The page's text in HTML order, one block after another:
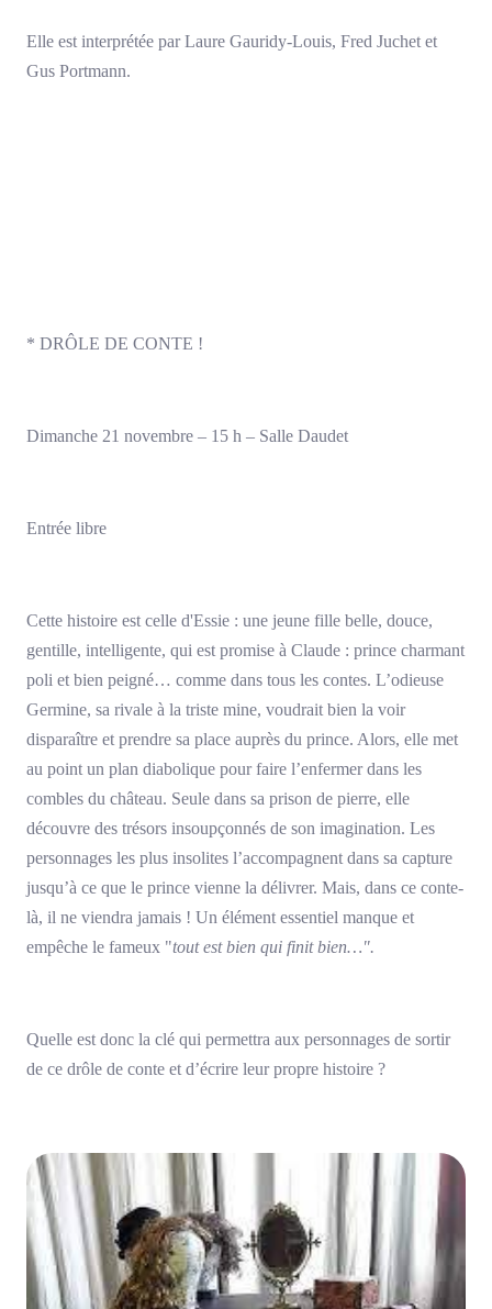
Elle est interprétée par Laure Gauridy-Louis, Fred Juchet et
Gus Portmann.
* DRÔLE DE CONTE !
Dimanche 21 novembre – 15 h – Salle Daudet
Entrée libre
Cette histoire est celle d'Essie : une jeune fille belle, douce,
gentille, intelligente, qui est promise à Claude : prince charmant
poli et bien peigné… comme dans tous les contes. L’odieuse
Germine, sa rivale à la triste mine, voudrait bien la voir
disparaître et prendre sa place auprès du prince. Alors, elle met
au point un plan diabolique pour faire l’enfermer dans les
combles du château. Seule dans sa prison de pierre, elle
découvre des trésors insoupçonnés de son imagination. Les
personnages les plus insolites l’accompagnent dans sa capture
jusqu’à ce que le prince vienne la délivrer. Mais, dans ce conte-
là, il ne viendra jamais ! Un élément essentiel manque et
empêche le fameux "tout est bien qui finit bien…".
Quelle est donc la clé qui permettra aux personnages de sortir
de ce drôle de conte et d’écrire leur propre histoire ?